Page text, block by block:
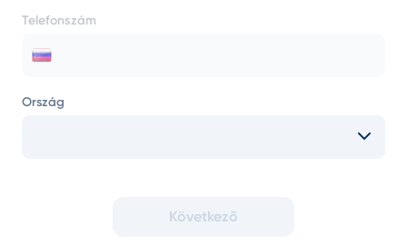
Telefonszám
Ország
Következő